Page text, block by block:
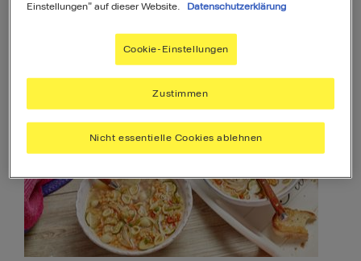
Pasta Diabolo Hackfleisch & Chili
20 20Min Einfach
Einstellungen" auf dieser Website.
Datenschutzerklärung
Cookie-Einstellungen
Nicht essentielle Cookies ablehnen
Zustimmen